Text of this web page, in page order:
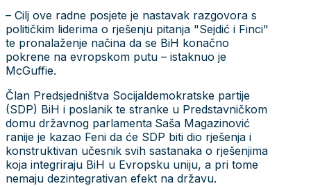
– Cilj ove radne posjete je nastavak razgovora s
političkim liderima o rješenju pitanja "Sejdić i Finci"
te pronalaženje načina da se BiH konačno
pokrene na evropskom putu – istaknuo je
McGuffie.
Član Predsjedništva Socijaldemokratske partije
(SDP) BiH i poslanik te stranke u Predstavničkom
domu državnog parlamenta Saša Magazinović
ranije je kazao Feni da će SDP biti dio rješenja i
konstruktivan učesnik svih sastanaka o rješenjima
koja integriraju BiH u Evropsku uniju, a pri tome
nemaju dezintegrativan efekt na državu.